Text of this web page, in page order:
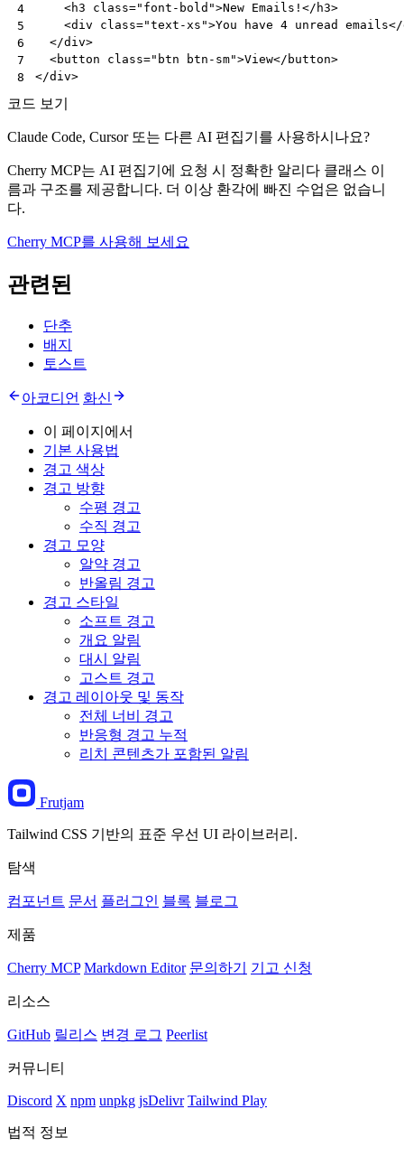
4
5
6
7
8
<h3 class="font-bold">New Emails! </ h3>
<div class="text-xs">You have 4 unread emails</
</div>
<button class="btn btn-sm">View</ button>
</div>
코드 보기
Claude Code, Cursor 또는 다른 AI 편집기를 사용하시나요?
Cherry MCP는 AI 편집기에 요청 시 정확한 알리다 클래스 이
름과 구조를 제공합니다. 더 이상 환각에 빠진 수업은 없습니
다.
Cherry MCP를 사용해 보세요
관련된
단추
배지
토스트
아코디언 화신
이 페이지에서
기본 사용법
경고 색상
경고 방향
수평 경고
수직 경고
경고 모양
알약 경고
반올림 경고
경고 스타일
소프트 경고
개요 알림
대시 알림
고스트 경고
경고 레이아웃 및 동작
전체 너비 경고
반응형 경고 누적
리치 콘텐츠가 포함된 알림
Frutjam
Tailwind CSS 기반의 표준 우선 UI 라이브러리.
탐색
컴포넌트 문서 플러그인 블록 블로그
제품
Cherry MCP Markdown Editor 문의하기 기고 신청
리소스
GitHub 릴리스 변경 로그 Peerlist
커뮤니티
Discord X npm unpkg jsDelivr Tailwind Play
법적 정보